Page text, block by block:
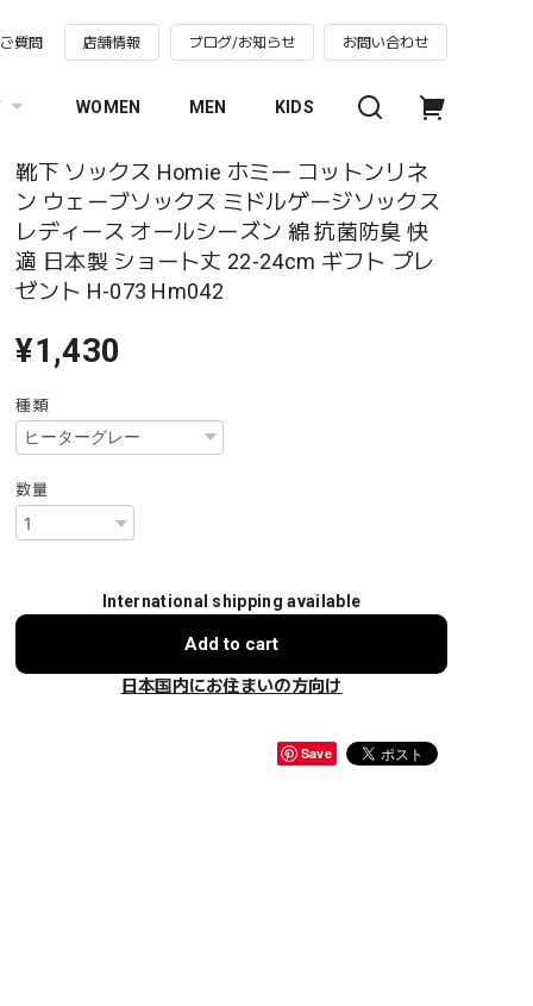
質問 店舗情報 ブログ/お知らせ お問い合わせ
WOMEN MEN KIDS
靴下 ソックス Homie ホミー コットンリネ
ン ウェーブソックス ミドルゲージソックス
レディース オールシーズン 綿 抗菌防臭 快
適 日本製 ショート丈 22-24cm ギフト プレ
ゼント H-073 Hm042
¥1,430
種類
数量
International shipping available
Add to cart
日本国内にお住まいの方向け
Save